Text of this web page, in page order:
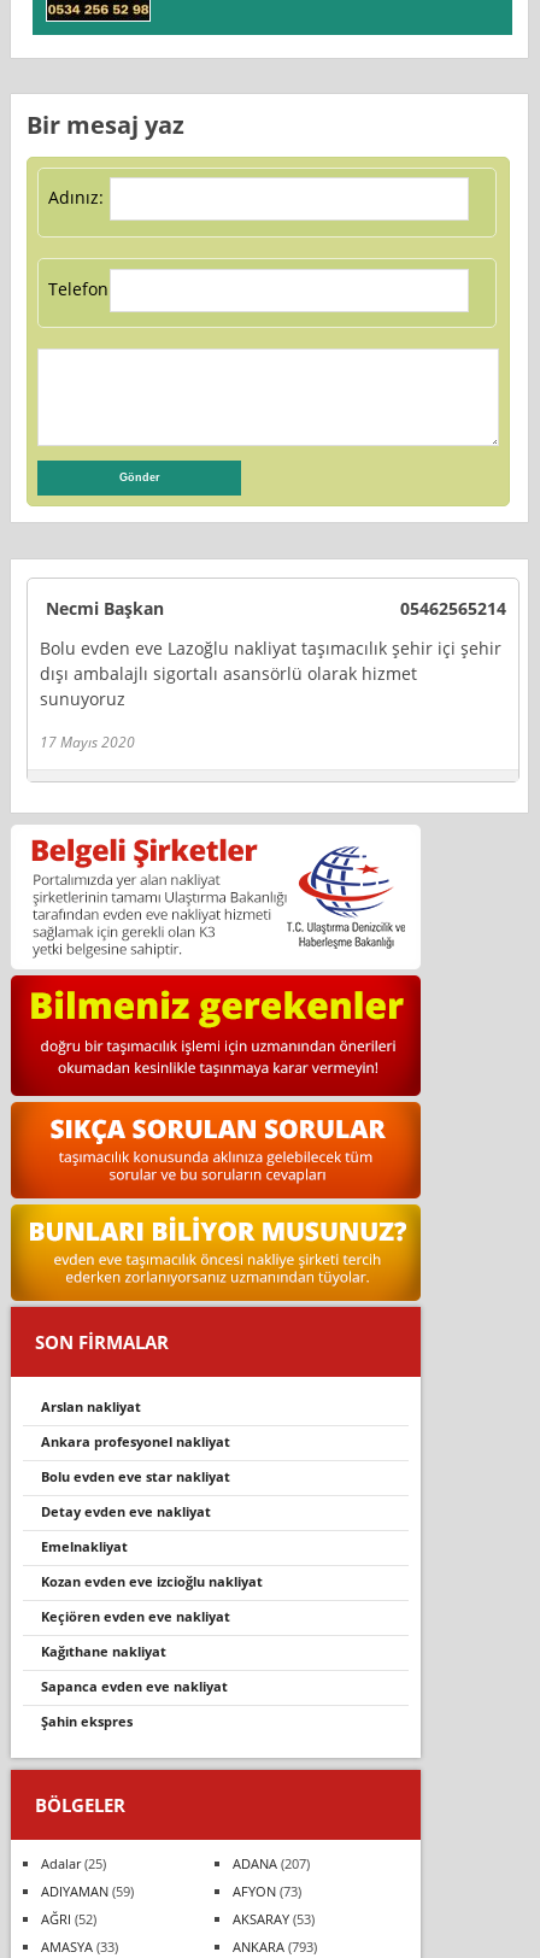
Bir mesaj yaz
Adınız:
Telefon:
Necmi Başkan
05462565214
Bolu evden eve Lazoğlu nakliyat taşımacılık şehir içi şehir
dışı ambalajlı sigortalı asansörlü olarak hizmet
sunuyoruz
17 Mayıs 2020
SON FİRMALAR
arslan nakliyat
ankara profesyonel nakliyat
bolu evden eve star nakliyat
detay evden eve nakliyat
emelnakliyat
kozan evden eve izcioğlu nakliyat
keçiören evden eve nakliyat
kağıthane nakliyat
sapanca evden eve nakli̇yat
şahin ekspres
BÖLGELER
Adalar(25) ADANA(207)
ADIYAMAN(59) AFYON(73)
AĞRI (52) AKSARAY(53)
AMASYA(33) ANKARA(793)